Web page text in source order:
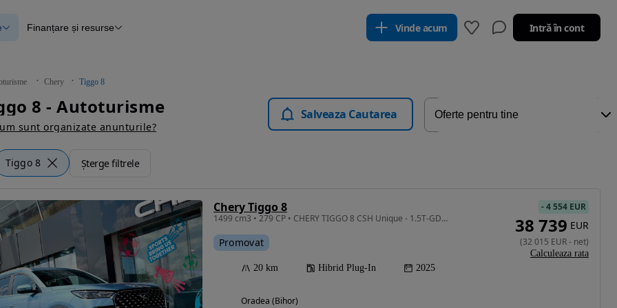
verificate
Blog Autovit.ro
Finanțare și resurse Vinde acum Intră în cont
Chery Tiggo 8
8 - Autoturisme
sunt organizate anunturile?
Salveaza Cautarea
Tiggo 8 Șterge filtrele
Chery Tiggo 8
1499 cm3 • 279 CP • CHERY TIGGO 8 CSH Unique - 1.5T-GDi 279 CP DHT Sea Blue Brown Leather
Promovat
20 km Hibrid Plug-In 2025
Oradea (Bihor)
-4 554 EUR
38 739 EUR
(32 015 EUR- net)
Calculeaza rata